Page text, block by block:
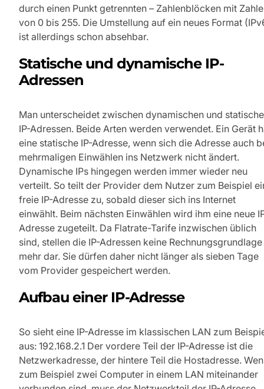
durch einen Punkt getrennten – Zahlenblöcken mit
von 0 bis 255. Die Umstellung auf ein neues Format
ist allerdings schon absehbar.
Statische und dynamische IP-
Adressen
Man unterscheidet zwischen dynamischen und
IP-Adressen. Beide Arten werden verwendet. Ein Gerät
eine statische IP-Adresse, wenn sich die Adresse auch
mehrmaligen Einwählen ins Netzwerk nicht ändert.
Dynamische IPs hingegen werden immer wieder neu
verteilt. So teilt der Provider dem Nutzer zum Beispiel
freie IP-Adresse zu, sobald dieser sich ins Internet
einwählt. Beim nächsten Einwählen wird ihm eine neue
Adresse zugeteilt. Da Flatrate-Tarife inzwischen üblich
sind, stellen die IP-Adressen keine Rechnungsgrundlage
mehr dar. Sie dürfen daher nicht länger als sieben Tage
vom Provider gespeichert werden.
Aufbau einer IP-Adresse
So sieht eine IP-Adresse im klassischen LAN zum
aus: 192.168.2.1 Der vordere Teil der IP-Adresse ist die
Netzwerkadresse, der hintere Teil die Hostadresse.
zum Beispiel zwei Computer in einem LAN miteinander